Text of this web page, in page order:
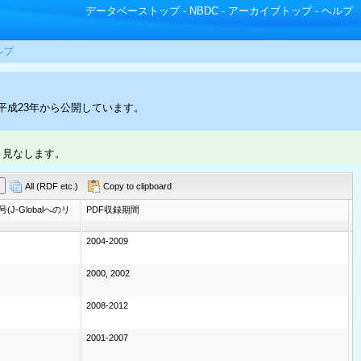
データベーストップ- NBDC - アーカイブトップ- ヘルプ
プ
23年から公開しています。
なします。
All (RDF etc.) Copy to clipboard
(J-Globalへのリ
PDF収録期間
2004-2009
2000, 2002
2008-2012
2001-2007